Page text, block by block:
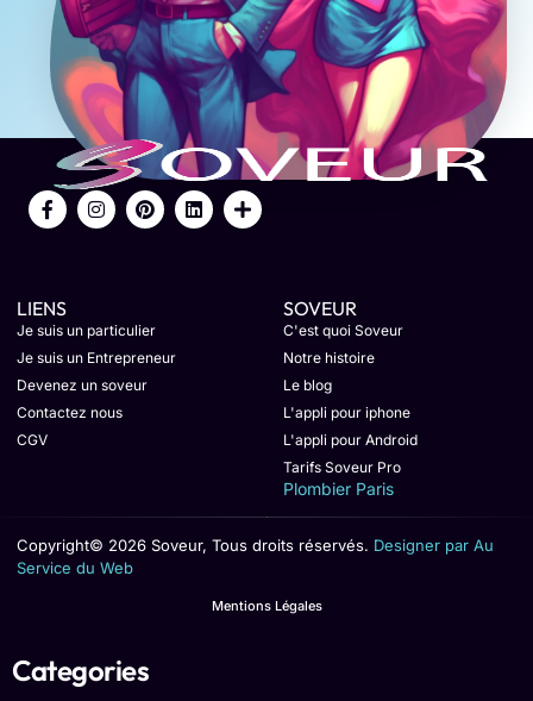
LIENS
Je suis un particulier
Je suis un Entrepreneur
Devenez un soveur
Contactez nous
CGV
SOVEUR
C'est quoi Soveur
Notre histoire
Le blog
L'appli pour iphone
L'appli pour Android
Tarifs Soveur Pro
Plombier Paris
Copyright© 2026 Soveur, Tous droits réservés. Designer par Au
Service du Web
Mentions Légales
Categories